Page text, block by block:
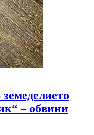
– обвини